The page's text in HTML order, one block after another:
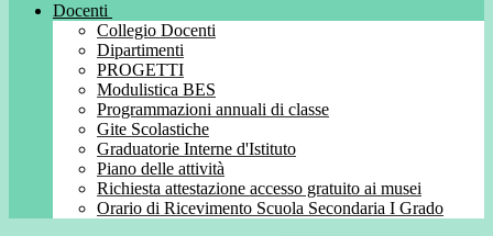
Docenti
Collegio Docenti
Dipartimenti
PROGETTI
Modulistica BES
Programmazioni annuali di classe
Gite Scolastiche
Graduatorie Interne d'Istituto
Piano delle attività
Richiesta attestazione accesso gratuito ai musei
Orario di Ricevimento Scuola Secondaria I Grado